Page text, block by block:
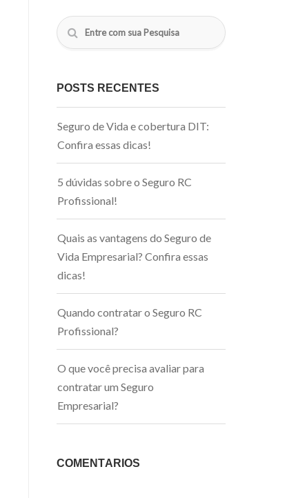
POSTS RECENTES
Seguro de Vida e cobertura DIT:
Confira essas dicas!
5 dúvidas sobre o Seguro RC
Profissional!
Quais as vantagens do Seguro de
Vida Empresarial? Confira essas
dicas!
Quando contratar o Seguro RC
Profissional?
O que você precisa avaliar para
contratar um Seguro
Empresarial?
COMENTÁRIOS